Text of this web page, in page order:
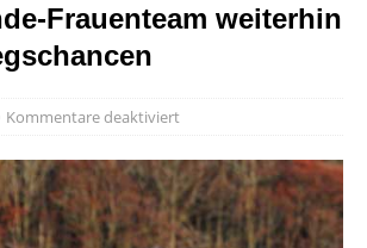
Frauenteam weiterhin
Kommentare deaktiviert